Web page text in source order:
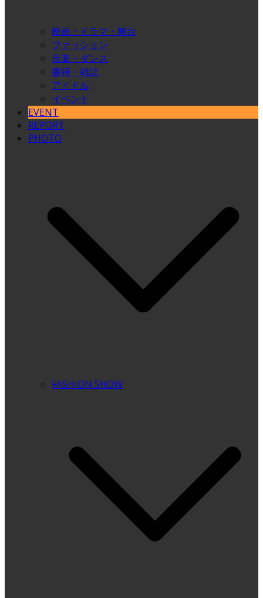
映画・ドラマ・舞台
ファッション
音楽・ダンス
書籍・雑誌
アイドル
イベント
EVENT
REPORT
PHOTO
FASHION SHOW